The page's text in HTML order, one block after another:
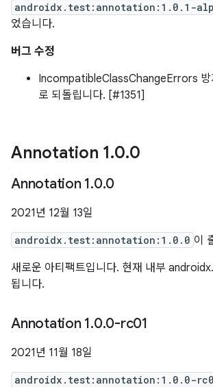
androidx.test:annotation:1.0.1-
었습니다.
버그 수정
IncompatibleClassChangeErrors 방
로 되돌립니다. [#1351]
Annotation 1.0.0
Annotation 1.0.0
2021년 12월 13일
androidx.test:annotation:1.0.0 이
새로운 아티팩트입니다. 현재 내부
됩니다.
Annotation 1.0.0-rc01
2021년 11월 18일
androidx.test:annotation:1.0.0-